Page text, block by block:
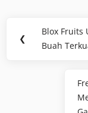
navigation
❮
Previous
Post:
Blox Fruits
Buah